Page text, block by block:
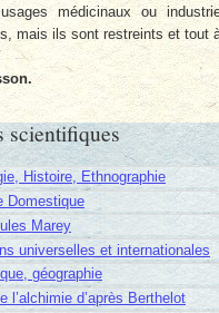
médicinaux ou
mais ils sont restreints et tout
scientifiques
Histoire, Ethnographie
Domestique
Marey
universelles et internationales
géographie
l’alchimie d’après Berthelot